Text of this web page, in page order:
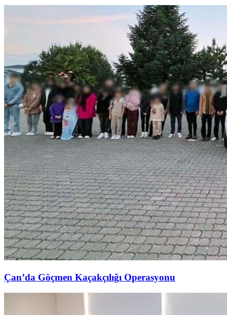
Çan’da Göçmen Kaçakçılığı Operasyonu